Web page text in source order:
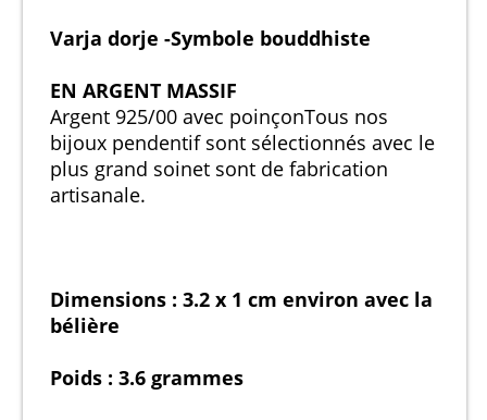
Varja dorje -Symbole bouddhiste
EN ARGENT MASSIF
Argent 925/00 avec poinçonTous nos
bijoux pendentif sont sélectionnés avec le
plus grand soinet sont de fabrication
artisanale.
Dimensions : 3.2 x 1 cm environ avec la
bélière
Poids : 3.6 grammes